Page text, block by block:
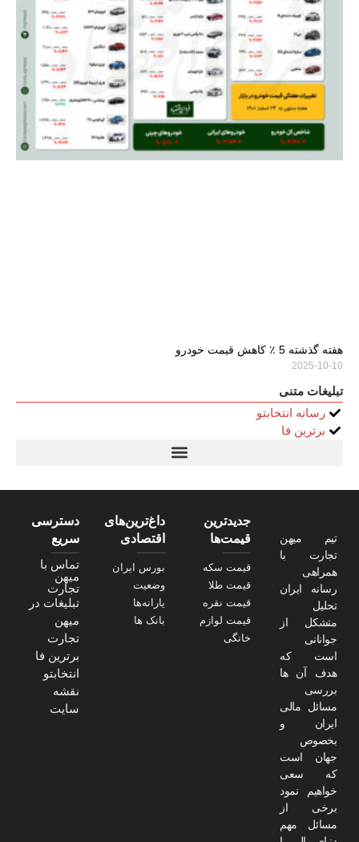
هفته گذشته 5 ٪ کاهش قیمت خودرو
2025-10-10
تبلیغات متنی
رسانه انتخابتو
برترین فا
تیم میهن
تجارت با
همراهی
رسانه ایران
تحلیل
متشکل از
جوانانی
است که
هدف آن ها
بررسی
مسائل مالی
ایران و
بخصوص
جهان است
که سعی
خواهیم نمود
برخی از
مسائل مهم
جدیدترین
قیمت‌ها
قیمت سکه
قیمت طلا
قیمت نقره
قیمت لوازم
خانگی
داغ‌ترین‌های
اقتصادی
بورس ایران
وضعیت
یارانه‌ها
بانک ها
دسترسی
سریع
تماس با
میهن
تجارت
تبلیغات در
میهن
تجارت
برترین فا
انتخابتو
نقشه
سایت